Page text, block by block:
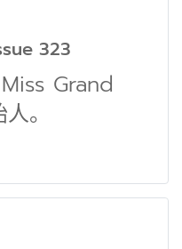
323
Grand
。